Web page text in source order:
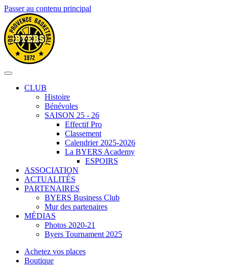
Passer au contenu principal
CLUB
Histoire
Bénévoles
SAISON 25 - 26
Effectif Pro
Classement
Calendrier 2025-2026
La BYERS Academy
ESPOIRS
ASSOCIATION
ACTUALITÉS
PARTENAIRES
BYERS Business Club
Mur des partenaires
MÉDIAS
Photos 2020-21
Byers Tournament 2025
Achetez vos places
Boutique